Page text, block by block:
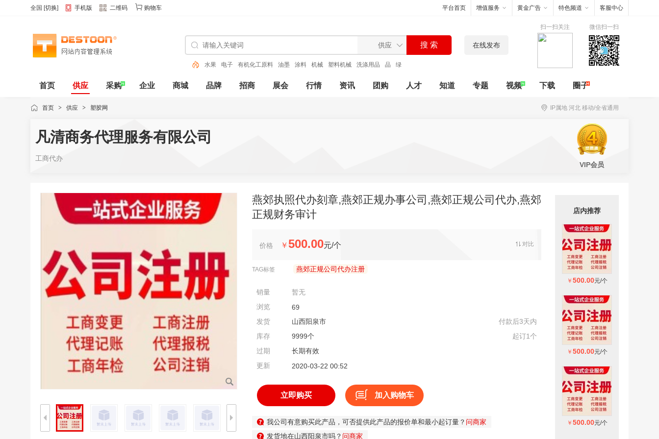
全国 [切换] 手机版 二维码 购物车 平台首页 增值服务 黄金广告 特色频道 客服中心
水果 电子 有机化工原料 油墨 涂料 机械 塑料机械 洗涤用品 品 绿
在线发布
微信扫一扫
扫一扫关注
首页 供应 采购 企业 商城 品牌 招商 展会 行情 资讯 团购 人才 知道 专题 视频 下载 圈子
动态 IP属地 河北 移动/全省通用
首页 > 供应 > 塑胶网
凡清商务代理服务有限公司
工商代办
VIP会员
燕郊执照代办刻章,燕郊正规办事公司,燕郊正规公司代办,燕郊
正规财务审计
价格 ￥500.00元/个 对比
TAG标签 燕郊正规公司代办注册
销量
暂无
浏览
69
发货
山西阳泉市
付款后3天内
库存
9999个
起订1个
过期
长期有效
更新
2020-03-22 00:52
立即购买 加入购物车
发货地在山西阳泉市吗？问商家
请您发一份比较详细的产品规格说明，谢谢！问商家
请问贵公司产品是否可以代理？代理条件是什么？问商家
我公司有意购买此产品，可否提供此产品的报价单和最小起订量？ 问商家
发货地在山西阳泉市吗？ 问商家
店内推荐
￥ 500.00元/个
￥ 500.00元/个
￥ 500.00元/个